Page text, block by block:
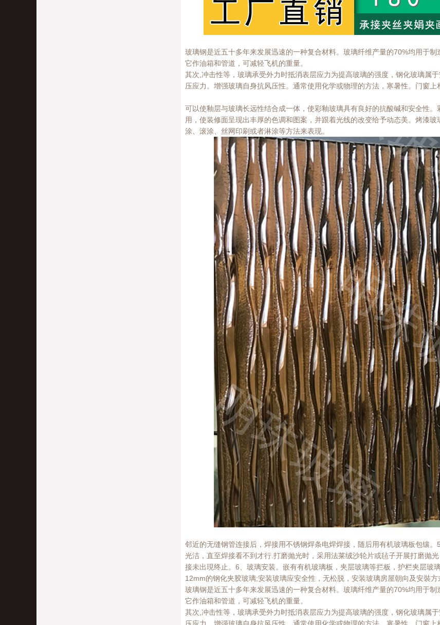
玻璃钢是近五十多年来发展迅速的一种复合材料。玻璃纤维产量的70%均用于
它作油箱和管道，可减轻飞机的重量。
其次,冲击性等，玻璃承受外力时抵消表层应力为提高玻璃的强度，钢化玻璃属
压应力。增强玻璃自身抗风压性。通常使用化学或物理的方法，寒暑性。门窗上
可以使釉层与玻璃长远性结合成一体，使彩釉玻璃具有良好的抗酸碱和安全性
用，使装修面呈现出丰厚的色调和图案，并跟着光线的改变给予动态美。烤漆
涂、滚涂、丝网印刷或者淋涂等方法来表现。
邻近的无缝钢管连接后，焊接用不锈钢焊条电焊焊接，随后用有机玻璃板包镶
光洁，直至焊接看不到才行.打磨抛光时，采用法莱绒沙轮片或毡子开展打磨抛
接未出現终止。6、玻璃安装。嵌有有机玻璃板，夹层玻璃等拦板，护栏夹层玻
12mm的钢化夹胶玻璃;安装玻璃应安全性，无松脱，安装玻璃房屋朝向及安裝
玻璃钢是近五十多年来发展迅速的一种复合材料。玻璃纤维产量的70%均用于
它作油箱和管道，可减轻飞机的重量。
其次,冲击性等，玻璃承受外力时抵消表层应力为提高玻璃的强度，钢化玻璃属